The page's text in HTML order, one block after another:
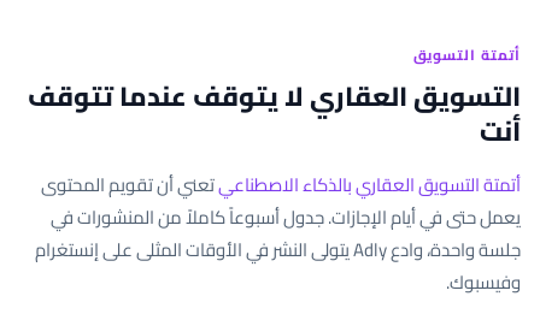
أتمتة التسويق
التسويق العقاري لا يتوقف عندما تتوقف
أنت
أتمتة التسويق العقاري بالذكاء الاصطناعيتعني أن تقويم المحتوى
يعمل حتى في أيام الإجازات. جدول أسبوعاً كاملاً من المنشورات في
جلسة واحدة، وادع Adly يتولى النشر في الأوقات المثلى على إنستغرام
وفيسبوك.